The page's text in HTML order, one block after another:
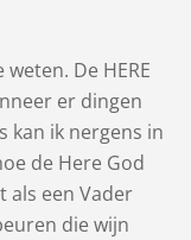
De HERE
er dingen
kan ik nergens in
de Here God
als een Vader
die wijn